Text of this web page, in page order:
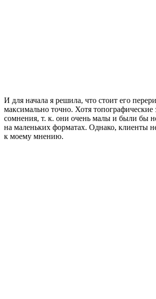
И для начала я решила, что стоит его
максимально точно. Хотя
сомнения, т. к. они очень малы и были бы
на маленьких форматах. Однако, клиенты
к моему мнению.